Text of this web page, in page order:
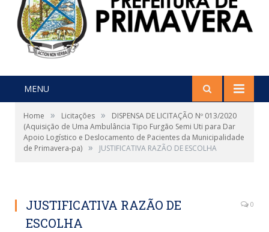
MENU
Home » Licitações »
DISPENSA DE LICITAÇÃO Nº 013/2020
(Aquisição de Uma Ambulância Tipo Furgão Semi Uti para Dar
Apoio Logístico e Deslocamento de Pacientes da Municipalidade
de Primavera-pa) » JUSTIFICATIVA RAZÃO DE ESCOLHA
JUSTIFICATIVA RAZÃO DE
ESCOLHA
0